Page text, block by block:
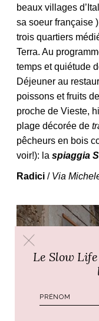
beaux villages
sa soeur française
trois quartiers
Terra. Au
temps et quiétude
Déjeuner au
poissons et fruits
proche de Vieste,
plage décorée de
pêcheurs en bois
voir!): la spiaggia
Radici/ Via
Le Slow